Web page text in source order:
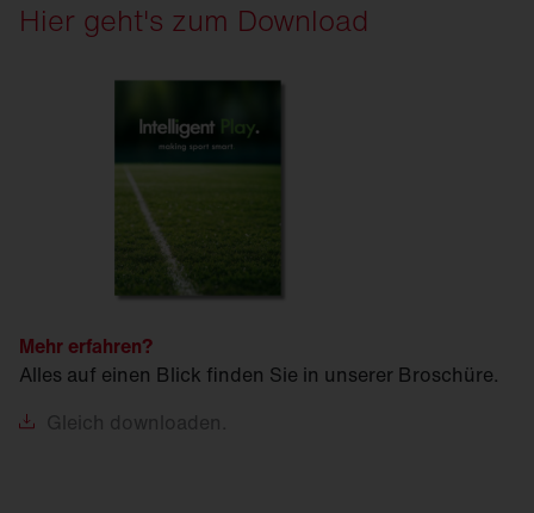
Hier geht's zum Download
Mehr erfahren?
Alles auf einen Blick finden Sie in unserer Broschüre.
Gleich downloaden.